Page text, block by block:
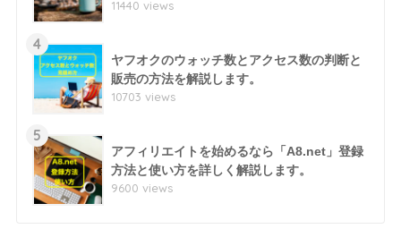
11440 views
4
ヤフオクのウォッチ数とアクセス数の判断と
販売の方法を解説します。
10703 views
5
アフィリエイトを始めるなら「A8.net」登録
方法と使い方を詳しく解説します。
9600 views